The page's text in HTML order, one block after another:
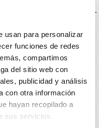
usan para personalizar
funciones de redes
compartimos
del sitio web con
publicidad y análisis
con otra información
hayan recopilado a
sus servicios.
0,231m2
9Kg